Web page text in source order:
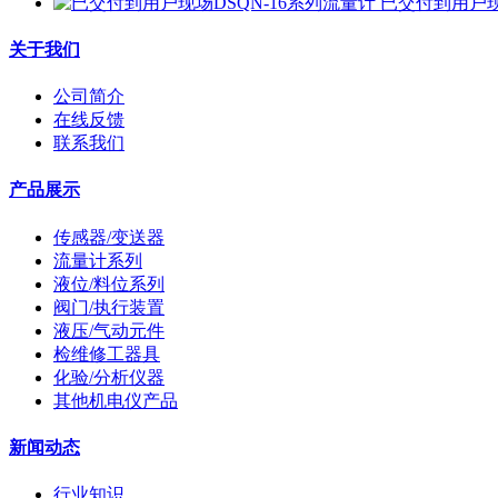
关于我们
公司简介
在线反馈
联系我们
产品展示
传感器/变送器
流量计系列
液位/料位系列
阀门/执行装置
液压/气动元件
检维修工器具
化验/分析仪器
其他机电仪产品
新闻动态